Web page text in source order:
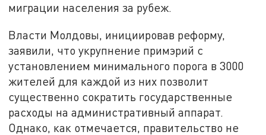
миграции населения за рубеж.
Власти Молдовы, инициировав реформу,
заявили, что укрупнение примэрий с
установлением минимального порога в 3000
жителей для каждой из них позволит
существенно сократить государственные
расходы на административный аппарат.
Однако, как отмечается, правительство не